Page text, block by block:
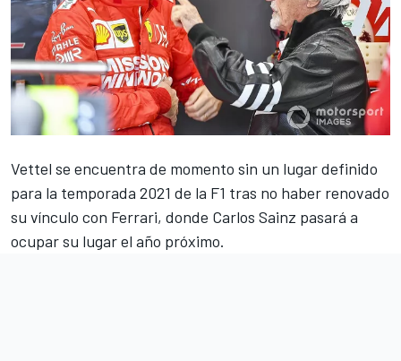
Vettel se encuentra de momento sin un lugar definido
para la temporada 2021 de la F1 tras no haber renovado
su vínculo con Ferrari, donde Carlos Sainz pasará a
ocupar su lugar el año próximo.